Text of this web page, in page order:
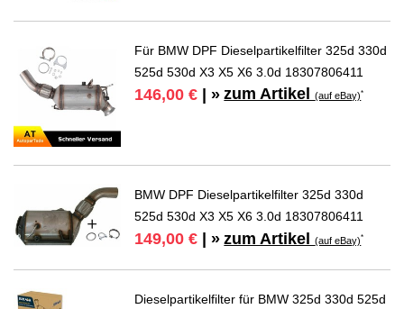
Für BMW DPF Dieselpartikelfilter 325d 330d
525d 530d X3 X5 X6 3.0d 18307806411
146,00 € | » zum Artikel(auf eBay)*
BMW DPF Dieselpartikelfilter 325d 330d
525d 530d X3 X5 X6 3.0d 18307806411
149,00 € | » zum Artikel(auf eBay)*
Dieselpartikelfilter für BMW 325d 330d 525d